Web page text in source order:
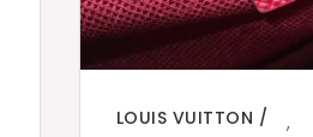
LOUIS VUITTON
,